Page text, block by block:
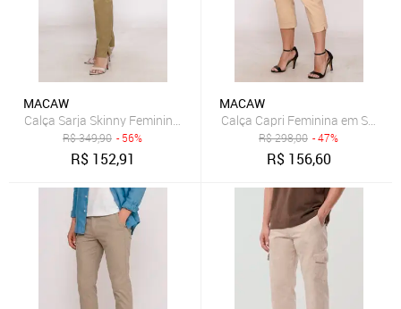
MACAW
R$349,90 - 56%
R$ 152,91
MACAW
R$298,00 - 47%
R$ 156,60